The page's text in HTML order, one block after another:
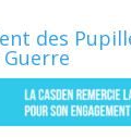
des